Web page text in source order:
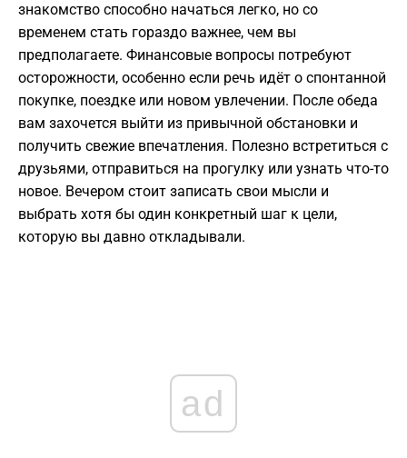
знакомство способно начаться легко, но со
временем стать гораздо важнее, чем вы
предполагаете. Финансовые вопросы потребуют
осторожности, особенно если речь идёт о спонтанной
покупке, поездке или новом увлечении. После обеда
вам захочется выйти из привычной обстановки и
получить свежие впечатления. Полезно встретиться с
друзьями, отправиться на прогулку или узнать что-то
новое. Вечером стоит записать свои мысли и
выбрать хотя бы один конкретный шаг к цели,
которую вы давно откладывали.
ad